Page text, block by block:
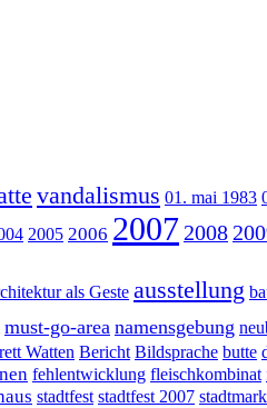
vandalismus 01. mai 1983
2005 2006 2007 2008
als Geste ausstellung
must-go-area namensgebung
Watten Bericht Bildsprache butte
fehlentwicklung fleischkombinat
stadtfest stadtfest 2007